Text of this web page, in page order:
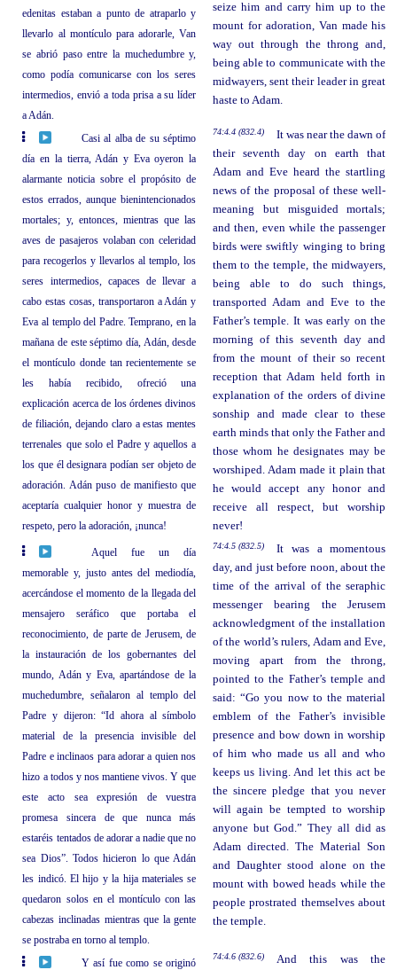
edenitas estaban a punto de atraparlo y
llevarlo al montículo para adorarle, Van
se abrió paso entre la muchedumbre y,
como podía comunicarse con los seres
intermedios, envió a toda prisa a su líder
a Adán.
seize him and carry him up to the
mount for adoration, Van made his
way out through the throng and,
being able to communicate with the
midwayers, sent their leader in great
haste to Adam.
Casi al alba de su séptimo
día en la tierra, Adán y Eva oyeron la
alarmante noticia sobre el propósito de
estos errados, aunque bienintencionados
mortales; y, entonces, mientras que las
aves de pasajeros volaban con celeridad
para recogerlos y llevarlos al templo, los
seres intermedios, capaces de llevar a
cabo estas cosas, transportaron a Adán y
Eva al templo del Padre. Temprano, en la
mañana de este séptimo día, Adán, desde
el montículo donde tan recientemente se
les había recibido, ofreció una
explicación acerca de los órdenes divinos
de filiación, dejando claro a estas mentes
terrenales que solo el Padre y aquellos a
los que él designara podían ser objeto de
adoración. Adán puso de manifiesto que
aceptaría cualquier honor y muestra de
respeto, pero la adoración, ¡nunca!
74:4.4 (832.4)
It was near the dawn of
their seventh day on earth that
Adam and Eve heard the startling
news of the proposal of these well-
meaning but misguided mortals;
and then, even while the passenger
birds were swiftly winging to bring
them to the temple, the midwayers,
being able to do such things,
transported Adam and Eve to the
Father’s temple. It was early on the
morning of this seventh day and
from the mount of their so recent
reception that Adam held forth in
explanation of the orders of divine
sonship and made clear to these
earth minds that only the Father and
those whom he designates may be
worshiped. Adam made it plain that
he would accept any honor and
receive all respect, but worship
never!
Aquel fue un día
memorable y, justo antes del mediodía,
acercándose el momento de la llegada del
mensajero seráfico que portaba el
reconocimiento, de parte de Jerusem, de
la instauración de los gobernantes del
mundo, Adán y Eva, apartándose de la
muchedumbre, señalaron al templo del
Padre y dijeron: “Id ahora al símbolo
material de la presencia invisible del
Padre e inclinaos para adorar a quien nos
hizo a todos y nos mantiene vivos. Y que
este acto sea expresión de vuestra
promesa sincera de que nunca más
estaréis tentados de adorar a nadie que no
sea Dios”. Todos hicieron lo que Adán
les indicó. El hijo y la hija materiales se
quedaron solos en el montículo con las
cabezas inclinadas mientras que la gente
se postraba en torno al templo.
74:4.5 (832.5)
It was a momentous
day, and just before noon, about the
time of the arrival of the seraphic
messenger bearing the Jerusem
acknowledgment of the installation
of the world’s rulers, Adam and Eve,
moving apart from the throng,
pointed to the Father’s temple and
said: “Go you now to the material
emblem of the Father’s invisible
presence and bow down in worship
of him who made us all and who
keeps us living. And let this act be
the sincere pledge that you never
will again be tempted to worship
anyone but God.” They all did as
Adam directed. The Material Son
and Daughter stood alone on the
mount with bowed heads while the
people prostrated themselves about
the temple.
Y así fue como se originó
74:4.6 (832.6)
And this was the